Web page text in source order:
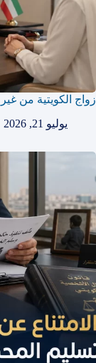
زواج الكويتية من غير
يوليو 21, 2026